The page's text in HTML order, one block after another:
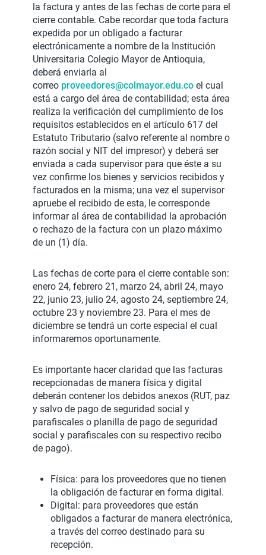
la factura y antes de las fechas de corte para el
cierre contable. Cabe recordar que toda factura
expedida por un obligado a facturar
electrónicamente a nombre de la Institución
Universitaria Colegio Mayor de Antioquia,
deberá enviarla al
correo proveedores@colmayor.edu.co el cual
está a cargo del área de contabilidad; esta área
realiza la verificación del cumplimiento de los
requisitos establecidos en el artículo 617 del
Estatuto Tributario (salvo referente al nombre o
razón social y NIT del impresor) y deberá ser
enviada a cada supervisor para que éste a su
vez confirme los bienes y servicios recibidos y
facturados en la misma; una vez el supervisor
apruebe el recibido de esta, le corresponde
informar al área de contabilidad la aprobación
o rechazo de la factura con un plazo máximo
de un (1) día.
Las fechas de corte para el cierre contable son:
enero 24, febrero 21, marzo 24, abril 24, mayo
22, junio 23, julio 24, agosto 24, septiembre 24,
octubre 23 y noviembre 23. Para el mes de
diciembre se tendrá un corte especial el cual
informaremos oportunamente.
Es importante hacer claridad que las facturas
recepcionadas de manera física y digital
deberán contener los debidos anexos (RUT, paz
y salvo de pago de seguridad social y
parafiscales o planilla de pago de seguridad
social y parafiscales con su respectivo recibo
de pago).
Física: para los proveedores que no tienen
la obligación de facturar en forma digital.
Digital: para proveedores que están
obligados a facturar de manera electrónica,
a través del correo destinado para su
recepción.